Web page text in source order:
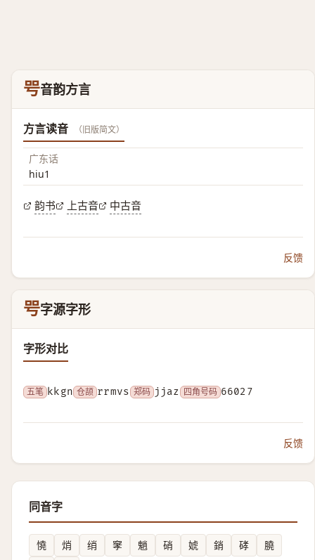
㕺音韵方言
方言读音 （旧版简文）
广东话
hiu1
韵书 上古音 中古音
反馈
㕺字源字形
字形对比
五笔 kkgn 仓颉 rrmvs 郑码 jjaz 四角号码 66027
反馈
同音字
憢 焇 绡 窙 魈 硝 婋 銷 硣
膮